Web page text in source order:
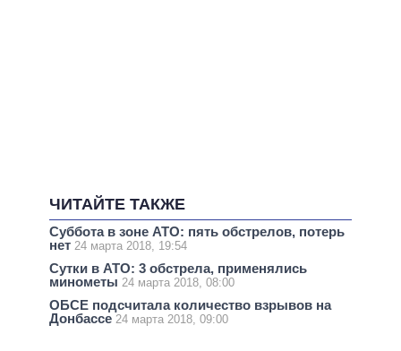
ЧИТАЙТЕ ТАКЖЕ
Суббота в зоне АТО: пять обстрелов, потерь
нет 24 марта 2018, 19:54
Сутки в АТО: 3 обстрела, применялись
минометы 24 марта 2018, 08:00
ОБСЕ подсчитала количество взрывов на
Донбассе 24 марта 2018, 09:00